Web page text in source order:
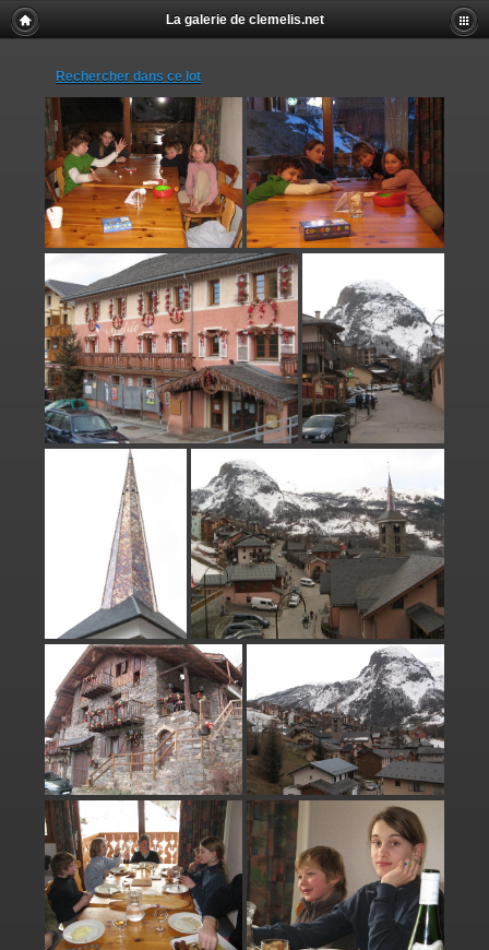
La galerie de clemelis.net
Rechercher dans ce lot